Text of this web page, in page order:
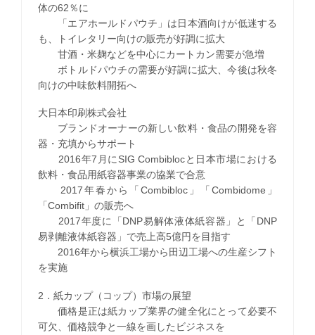
体の62％に
「エアホールドパウチ」は日本酒向けが低迷する
も、トイレタリー向けの販売が好調に拡大
甘酒・米麹などを中心にカートカン需要が急増
ボトルドパウチの需要が好調に拡大、今後は秋冬
向けの中味飲料開拓へ
大日本印刷株式会社
ブランドオーナーの新しい飲料・食品の開発を容
器・充填からサポート
2016年7月にSIG Combiblocと日本市場における
飲料・食品用紙容器事業の協業で合意
2017年春から「Combibloc」「Combidome」
「Combifit」の販売へ
2017年度に「DNP易解体液体紙容器」と「DNP
易剥離液体紙容器」で売上高5億円を目指す
2016年から横浜工場から田辺工場への生産シフト
を実施
2．紙カップ（コップ）市場の展望
価格是正は紙カップ業界の健全化にとって必要不
可欠、価格競争と一線を画したビジネスを